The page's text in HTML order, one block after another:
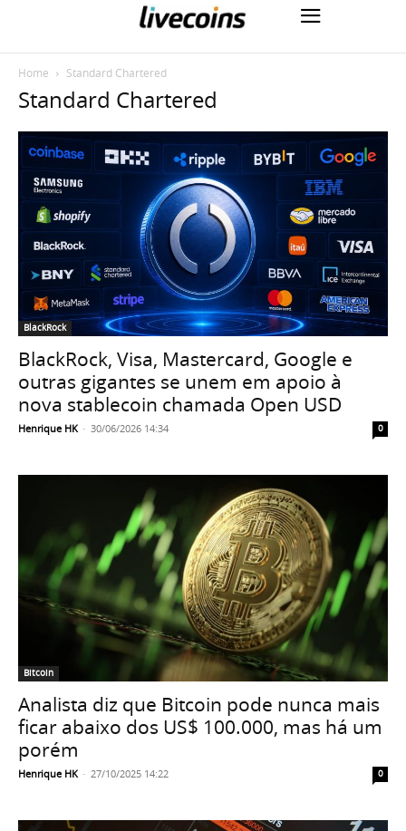
Home Standard Chartered
Standard Chartered
BlackRock
BlackRock, Visa, Mastercard, Google e
outras gigantes se unem em apoio à
nova stablecoin chamada Open USD
Henrique HK - 30/06/2026 14:34 0
Bitcoin
Analista diz que Bitcoin pode nunca mais
ficar abaixo dos US$ 100.000, mas há um
porém
Henrique HK - 27/10/2025 14:22 0